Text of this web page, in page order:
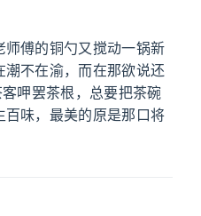
傅的铜勺又搅动一锅新
不在渝，而在那欲说还
呷罢茶根，总要把茶碗
味，最美的原是那口将